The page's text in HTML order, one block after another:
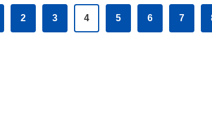
2 3 4 5 6 7